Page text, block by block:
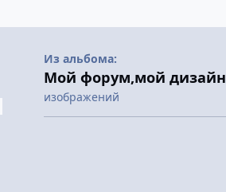
Из альбома:
Мой форум,мой дизайн
изображений